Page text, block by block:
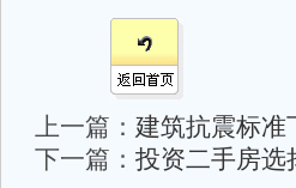
上一篇： 建筑抗震标准
下一篇： 投资二手房选